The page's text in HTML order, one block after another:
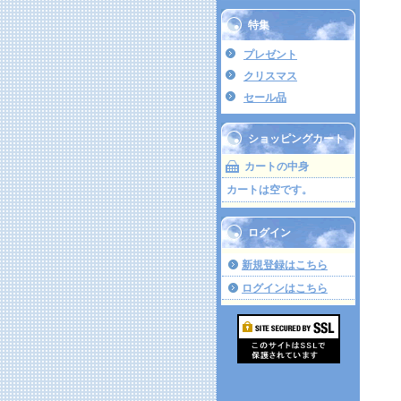
特集
プレゼント
クリスマス
セール品
ショッピングカート
カートの中身
カートは空です。
ログイン
新規登録はこちら
ログインはこちら